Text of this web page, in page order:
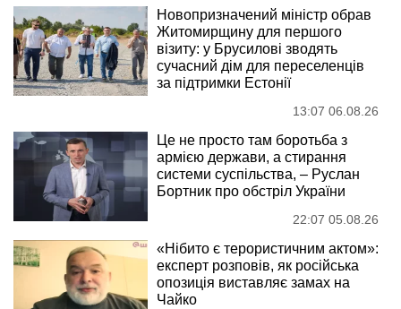
Новопризначений міністр обрав
Житомирщину для першого
візиту: у Брусилові зводять
сучасний дім для переселенців
за підтримки Естонії
13:07 06.08.26
Це не просто там боротьба з
армією держави, а стирання
системи суспільства, – Руслан
Бортник про обстріл України
22:07 05.08.26
«Нібито є терористичним актом»:
експерт розповів, як російська
опозиція виставляє замах на
Чайко